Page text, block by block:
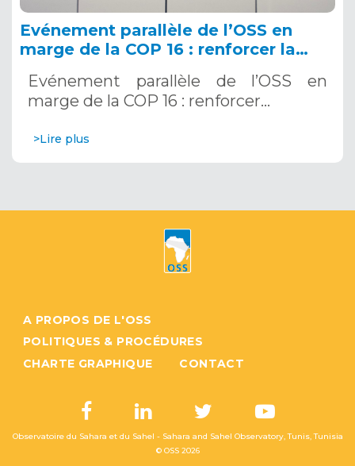
Evénement parallèle de l’OSS en
marge de la COP 16 : renforcer la
Systèmes d’Alerte Précoce
Multirisques. 12 décembre 2024
Evénement parallèle de l’OSS en
marge de la COP 16 : renforcer…
>Lire plus
A PROPOS DE L'OSS
POLITIQUES & PROCÉDURES
CHARTE GRAPHIQUE
CONTACT
Observatoire du Sahara et du Sahel - Sahara and Sahel Observatory, Tunis, Tunisia
© OSS 2026